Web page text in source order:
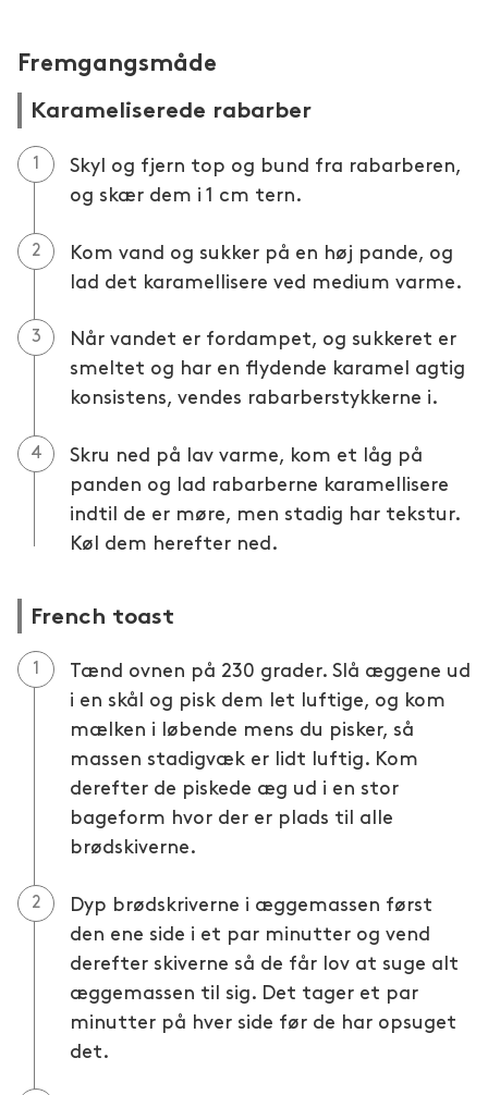
Fremgangsmåde
Karameliserede rabarber
Skyl og fjern top og bund fra rabarberen,
og skær dem i 1 cm tern.
Kom vand og sukker på en høj pande, og
lad det karamellisere ved medium varme.
Når vandet er fordampet, og sukkeret er
smeltet og har en flydende karamel agtig
konsistens, vendes rabarberstykkerne i.
Skru ned på lav varme, kom et låg på
panden og lad rabarberne karamellisere
indtil de er møre, men stadig har tekstur.
Køl dem herefter ned.
French toast
Tænd ovnen på 230 grader. Slå æggene ud
i en skål og pisk dem let luftige, og kom
mælken i løbende mens du pisker, så
massen stadigvæk er lidt luftig. Kom
derefter de piskede æg ud i en stor
bageform hvor der er plads til alle
brødskiverne.
Dyp brødskriverne i æggemassen først
den ene side i et par minutter og vend
derefter skiverne så de får lov at suge alt
æggemassen til sig. Det tager et par
minutter på hver side før de har opsuget
det.